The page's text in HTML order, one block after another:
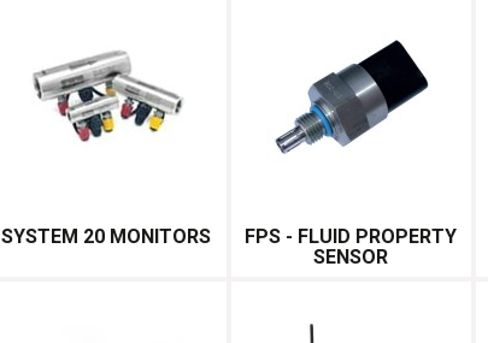
SYSTEM 20 MONITORS
FPS - FLUID PROPERTY
SENSOR